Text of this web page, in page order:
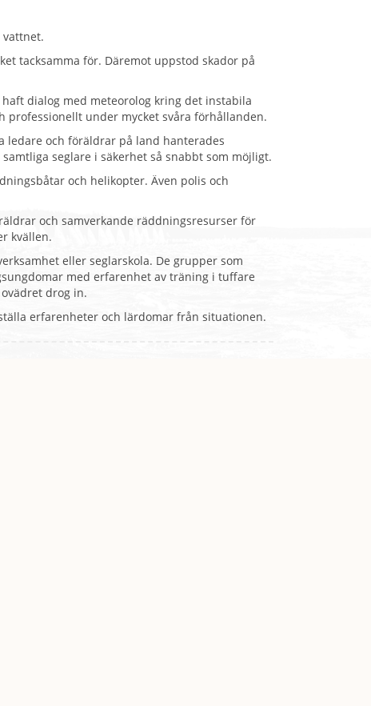
tacksamma för. Däremot uppstod skador på
dialog med meteorolog kring det instabila
professionellt under mycket svåra förhållanden.
ledare och föräldrar på land hanterades
seglare i säkerhet så snabbt som möjligt.
och helikopter. Även polis och
och samverkande räddningsresurser för
kvällen.
eller seglarskola. De grupper som
med erfarenhet av träning i tuffare
drog in.
erfarenheter och lärdomar från situationen.